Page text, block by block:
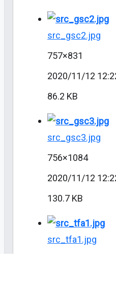
src_gsc2.jpg
757×831
2020/11/12
86.2 KB
src_gsc3.jpg
756×1084
2020/11/12
130.7 KB
src_tfa1.jpg